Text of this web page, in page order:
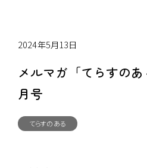
2024年5月13日
メルマガ「てらすの
月号
てらすのある